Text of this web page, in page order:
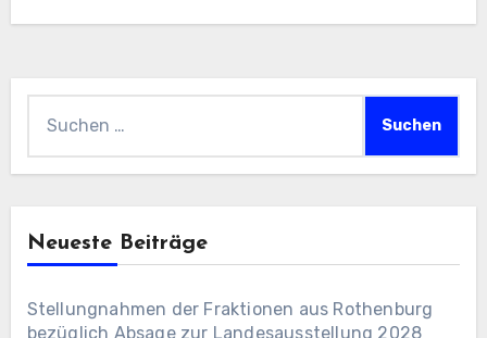
Neueste Beiträge
Stellungnahmen der Fraktionen aus Rothenburg
bezüglich Absage zur Landesausstellung 2028